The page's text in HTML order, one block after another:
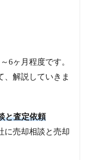
6ヶ月程度です。
、解説していきま
と査定依頼
に売却相談と売却